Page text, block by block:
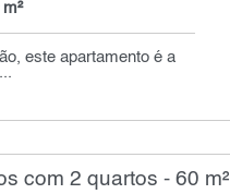
este apartamento é a
com 2 quartos - 60 m²